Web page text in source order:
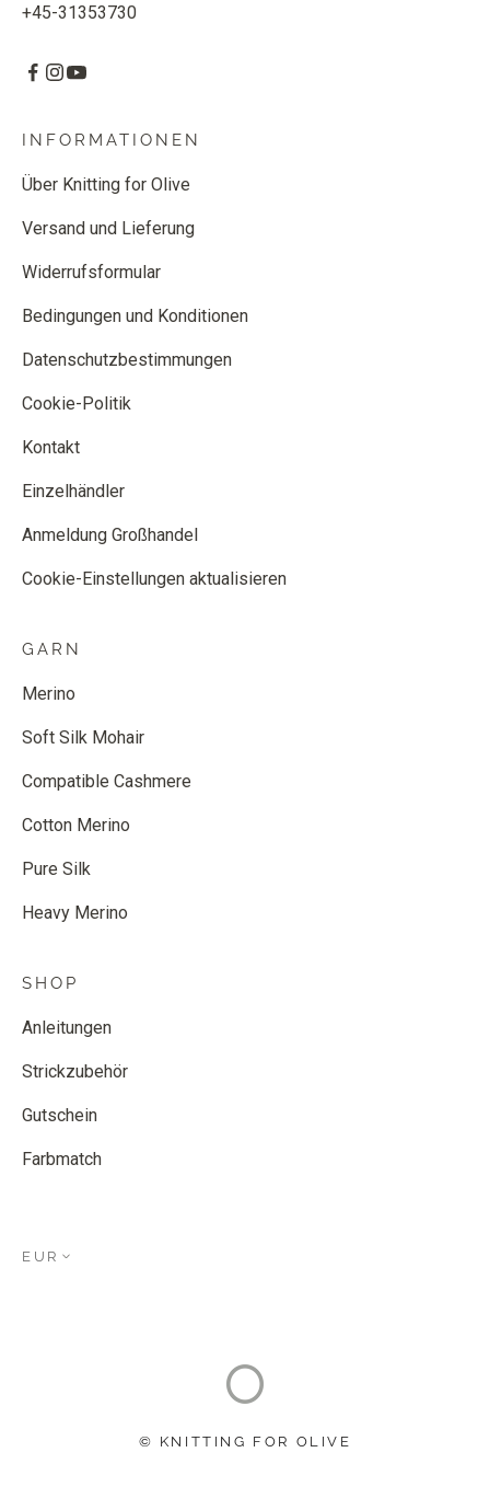
+45-31353730
INFORMATIONEN
Über Knitting for Olive
Versand und Lieferung
Widerrufsformular
Bedingungen und Konditionen
Datenschutzbestimmungen
Cookie-Politik
Kontakt
Einzelhändler
Anmeldung Großhandel
Cookie-Einstellungen aktualisieren
GARN
Merino
Soft Silk Mohair
Compatible Cashmere
Cotton Merino
Pure Silk
Heavy Merino
SHOP
Anleitungen
Strickzubehör
Gutschein
Farbmatch
EUR
© KNITTING FOR OLIVE